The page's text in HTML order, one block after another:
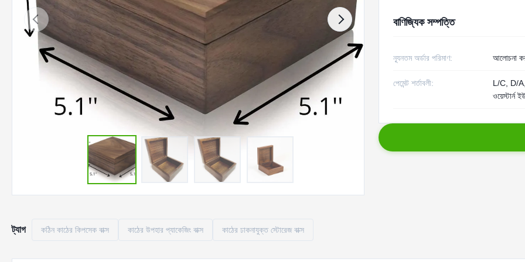
বাণিজ্যিক সম্পত্তি
ন্যূনতম অর্ডার পরিমাণ: আলোচনা
পেমেন্ট শর্তাবলী:
L/C, D/
ওয়েস্টার্ন
ট্যাগ কঠিন কাঠের কিপসেক বাক্স কাঠের উপহার প্যাকেজিং বাক্স কাঠের ঢাকনাযুক্ত স্টোরেজ বাক্স